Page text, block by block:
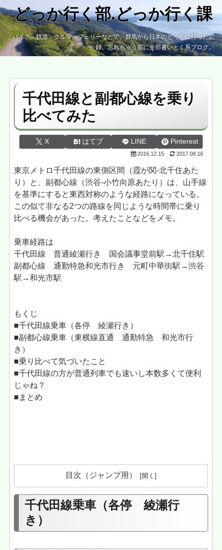
どっか行く部.どっか行く課
バイク、鉄道、クルマ、フェリーなどで、群馬から日本のどっかに行った記
録。忘れちゃう前に全部書いとく系ブログ。
千代田線と副都心線を乗り
比べてみた
X はてブ LINE Pinterest
2016.12.15 2017.08.16
東京メトロ千代田線の東側区間（霞が関-北千住あた
り）と、副都心線（渋谷-小竹向原あたり）は、山手線
を基準にすると東西対称のような経路になっている。
この似て非なる2つの路線を同じような時間帯に乗り
比べる機会があった。考えたことなどをメモ。
乗車経路は
千代田線 普通綾瀬行き 国会議事堂前駅→北千住駅
副都心線 通勤特急和光市行き 元町中華街駅→渋谷
駅→和光市駅
もくじ
■千代田線乗車（各停 綾瀬行き）
■副都心線乗車（東横線直通 通勤特急 和光市行
き）
■乗り比べて気づいたこと
■千代田線の方が普通列車でも速いし本数多くて便利
じゃね？
■まとめ
目次（ジャンプ用）
千代田線乗車（各停 綾瀬行
き）